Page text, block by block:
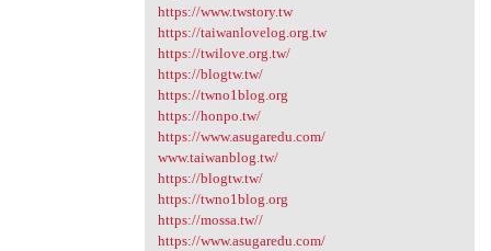
https://www.twstory.tw
https://taiwanlovelog.org.tw
https://twilove.org.tw/
https://blogtw.tw/
https://twno1blog.org
https://honpo.tw/
https://www.asugaredu.com/
www.taiwanblog.tw/
https://blogtw.tw/
https://twno1blog.org
https://mossa.tw//
https://www.asugaredu.com/